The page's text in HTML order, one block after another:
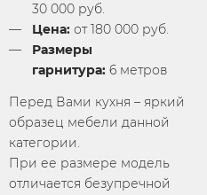
30 000 руб.
Цена:от 180 000 руб.
Размеры
гарнитура: 6 метров
Перед Вами кухня – яркий
образец мебели данной
категории.
При ее размере модель
отличается безупречной